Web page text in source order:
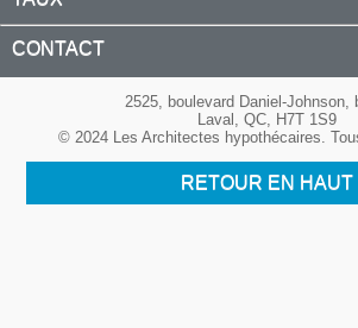
CONTACT
2525, boulevard Daniel-Johnson,
Laval, QC, H7T 1S9
© 2024 Les Architectes hypothécaires.
RETOUR EN HAUT